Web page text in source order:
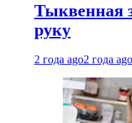
Тыквенная
руку
2 года ago2 года ago